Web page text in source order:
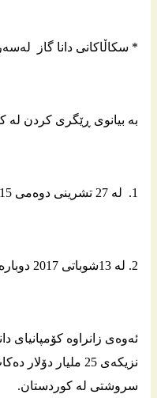
* سكاڵاكانی دانا گاز
به‌ بیانوی ڕێگری كردن له‌
1. له‌ 27 تشرینی دوه‌می 2015 ,دادگا بڕیاریدا حكومه‌تی هه‌رێمی كوردستان بڕی یه‌ك ملیار و 980 ملیۆن دۆلار بدات به‌ كۆمپانیاكه‌.
2. له‌ 13شوباتی 2017 دوباره‌ دادگا بریاریدا حكومه‌تی هه‌رێمی كوردستان 121.095 ملیۆن دۆلار بداته‌ كۆمپانیاكه‌.
ئه‌وه‌ی زانراوه‌
نزیكه‌ی 25
سروشتی له‌ كوردستان.